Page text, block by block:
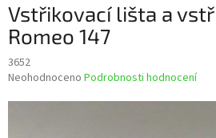
Vstřikovací lišta a
Romeo 147
3652
Průměrné
Neohodnoceno Podrobnosti hodnocení